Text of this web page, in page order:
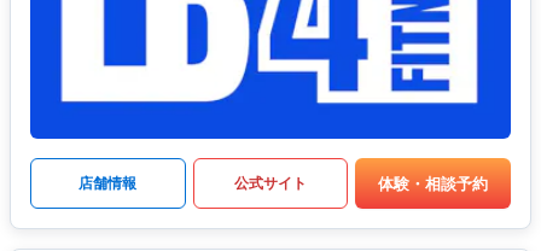
店舗情報 公式サイト 体験・相談予約